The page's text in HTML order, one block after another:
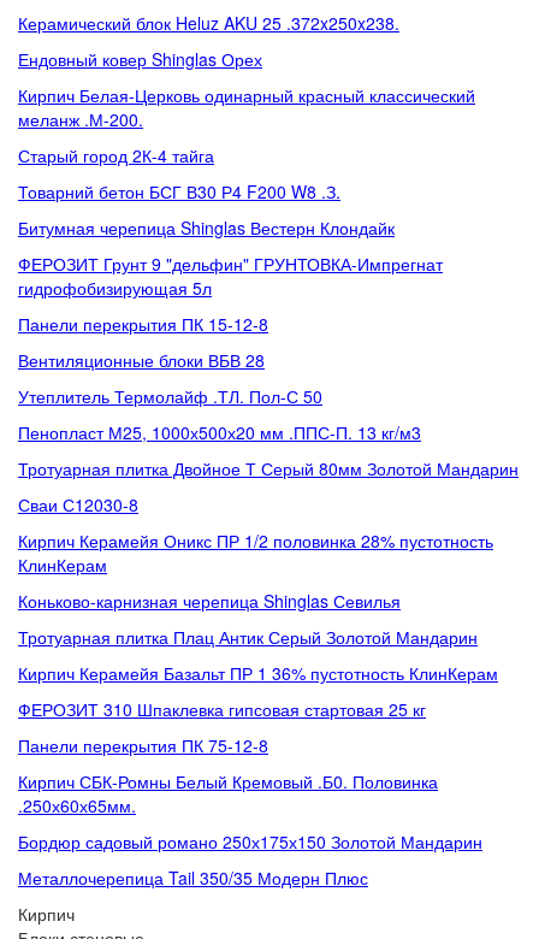
Керамический блок Heluz AKU 25 .372x250x238.
Ендовный ковер Shinglas Орех
Кирпич Белая-Церковь одинарный красный классический
меланж .М-200.
Старый город 2К-4 тайга
Товарний бетон БСГ В30 Р4 F200 W8 .З.
Битумная черепица Shinglas Вестерн Клондайк
ФЕРОЗИТ Грунт 9 "дельфин" ГРУНТОВКА-Импрегнат
гидрофобизирующая 5л
Панели перекрытия ПК 15-12-8
Вентиляционные блоки ВБВ 28
Утеплитель Термолайф .ТЛ. Пол-С 50
Пенопласт М25, 1000х500х20 мм .ППС-П. 13 кг/м3
Тротуарная плитка Двойное Т Серый 80мм Золотой Мандарин
Сваи С12030-8
Кирпич Керамейя Оникс ПР 1/2 половинка 28% пустотность
КлинКерам
Коньково-карнизная черепица Shinglas Севилья
Тротуарная плитка Плац Антик Серый Золотой Мандарин
Кирпич Керамейя Базальт ПР 1 36% пустотность КлинКерам
ФЕРОЗИТ 310 Шпаклевка гипсовая стартовая 25 кг
Панели перекрытия ПК 75-12-8
Кирпич СБК-Ромны Белый Кремовый .Б0. Половинка
.250х60х65мм.
Бордюр садовый романо 250х175х150 Золотой Мандарин
Металлочерепица Tail 350/35 Модерн Плюс
Кирпич